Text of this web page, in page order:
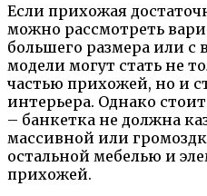
Если прихожая
можно рассмотреть
большего размера или
модели могут стать не
частью прихожей, но и
интерьера. Однако
– банкетка не должна
массивной или
остальной мебелью и
прихожей.